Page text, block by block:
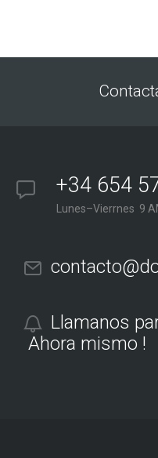
+34 654
Lunes–Vierrnes 9
Llamanos
Ahora mismo !